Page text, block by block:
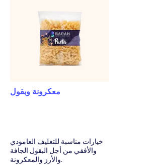
معكرونة وبقول
خيارات مناسبة للتغليف العامودي
والأفقي من أجل البقول الجافة
والأرز والمعكرونة.